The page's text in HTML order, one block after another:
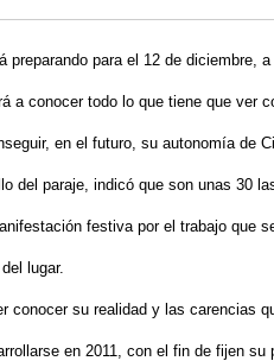
para el 12 de diciembre,
a conocer todo lo que tiene que ver
en el futuro, su autonomía de
del paraje, indicó que son unas 30
festiva por el trabajo que
lugar.
conocer su realidad y las carencias
en 2011, con el fin de fijen